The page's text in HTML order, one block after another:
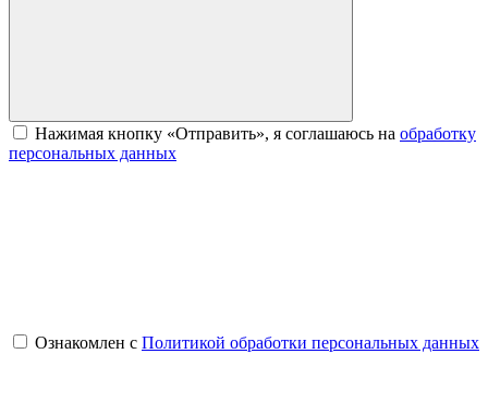
Нажимая кнопку «Отправить», я соглашаюсь на обработку
персональных данных
Ознакомлен с Политикой обработки персональных данных